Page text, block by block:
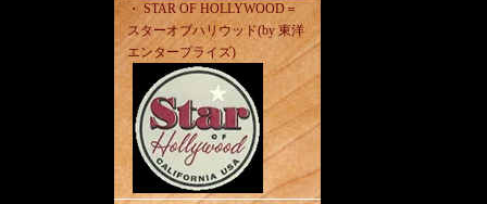
・ STAR OF HOLLYWOOD＝
スターオブハリウッド(by 東洋
エンタープライズ)